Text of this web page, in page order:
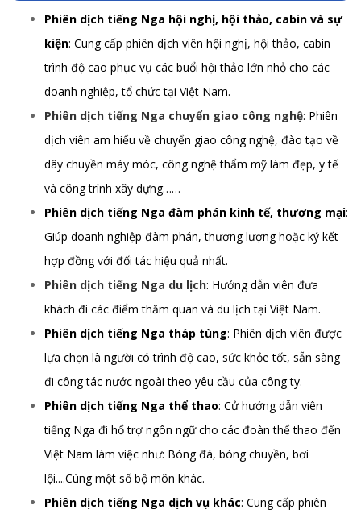
Phiên dịch tiếng Nga hội nghị, hội thảo, cabin và sự
kiện: Cung cấp phiên dịch viên hội nghị, hội thảo, cabin
trình độ cao phục vụ các buổi hội thảo lớn nhỏ cho các
doanh nghiệp, tổ chức tại Việt Nam.
Phiên dịch tiếng Nga chuyển giao công nghệ: Phiên
dịch viên am hiểu về chuyển giao công nghệ, đào tạo về
dây chuyền máy móc, công nghệ thẩm mỹ làm đẹp, y tế
và công trình xây dựng……
Phiên dịch tiếng Nga đàm phán kinh tế, thương mại:
Giúp doanh nghiệp đàm phán, thương lượng hoặc ký kết
hợp đồng với đối tác hiệu quả nhất.
Phiên dịch tiếng Nga du lịch: Hướng dẫn viên đưa
khách đi các điểm thăm quan và du lịch tại Việt Nam.
Phiên dịch tiếng Nga tháp tùng: Phiên dịch viên được
lựa chọn là người có trình độ cao, sức khỏe tốt, sẵn sàng
đi công tác nước ngoài theo yêu cầu của công ty.
Phiên dịch tiếng Nga thể thao: Cử hướng dẫn viên
tiếng Nga đi hổ trợ ngôn ngữ cho các đoàn thể thao đến
Việt Nam làm việc như: Bóng đá, bóng chuyền, bơi
lội....Cùng một số bộ môn khác.
Phiên dịch tiếng Nga dịch vụ khác: Cung cấp phiên